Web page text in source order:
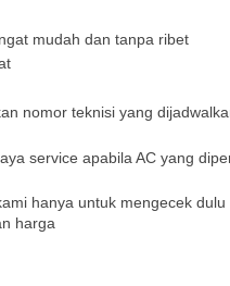
mudah dan tanpa ribet
nomor teknisi yang
service apabila AC yang
hanya untuk mengecek
harga